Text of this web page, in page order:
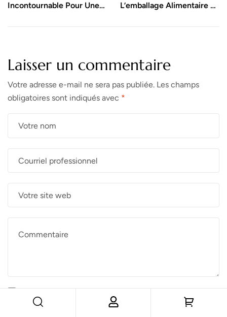
Incontournable Pour Une
L’emballage Alimentaire En
Laisser un commentaire
Votre adresse e-mail ne sera pas publiée. Les champs
obligatoires sont indiqués avec *
navigateur pour mon prochain commentaire.